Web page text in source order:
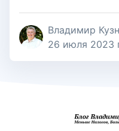
Владимир
26 июля 2023